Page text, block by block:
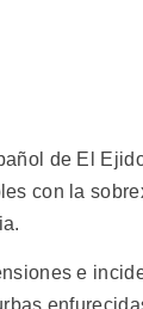
de El
con la
e